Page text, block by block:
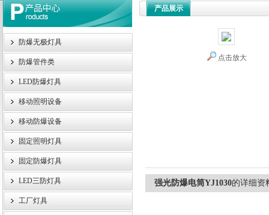
浙江旗本电气有限公司
防爆无极灯具
防爆管件类
LED防爆灯具
移动照明设备
移动防爆设备
固定照明灯具
固定防爆灯具
LED三防灯具
工厂灯具
产品展示
点击放大
强光防爆电筒YJ1030的详细资